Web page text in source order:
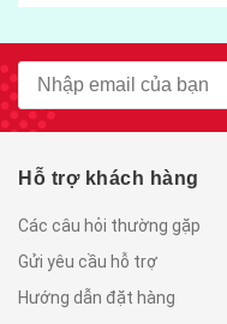
Hỗ trợ khách hàng
Các câu hỏi thường gặp
Gửi yêu cầu hỗ trợ
Hướng dẫn đặt hàng